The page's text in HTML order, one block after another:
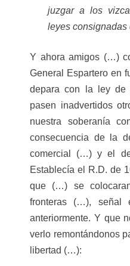
juzgar a los
leyes
Y ahora amigos (…)
General Espartero en
depara con la ley
pasen inadvertidos
nuestra soberanía
consecuencia de la
comercial (…) y el
Establecía el R.D. de
que (…) se
fronteras (…), señal
anteriormente. Y que
verlo remontándonos
libertad (…):